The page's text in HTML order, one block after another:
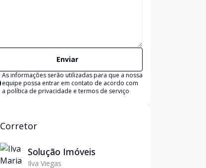
Enviar
As informações serão utilizadas para que a nossa
equipe possa entrar em contato de acordo com
a política de privacidade e termos de serviço
Corretor
Solução Imóveis
Ilva Viegas